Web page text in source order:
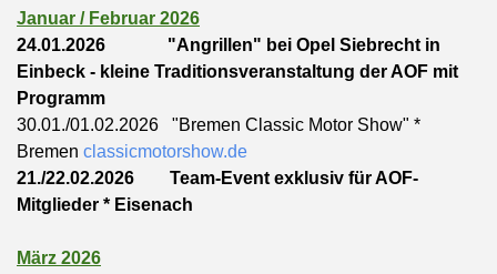
Januar / Februar 2026
24.01.2026
"Angrillen" bei Opel Siebrecht in
Einbeck - kleine Traditionsveranstaltung der AOF mit
Programm
30.01./01.02.2026 "Bremen Classic Motor Show" *
Bremen classicmotorshow.de
21./22.02.2026 Team-Event exklusiv für AOF-
Mitglieder * Eisenach
März 2026